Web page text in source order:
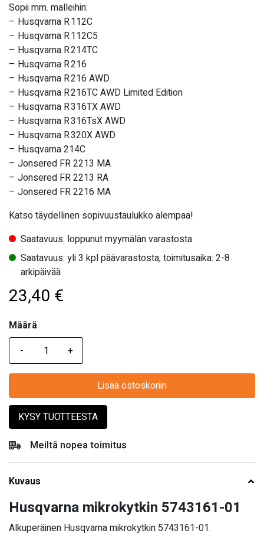
Sopii mm. malleihin:
– Husqvarna R 112C
– Husqvarna R 112C5
– Husqvarna R 214TC
– Husqvarna R 216
– Husqvarna R 216 AWD
– Husqvarna R 216TC AWD Limited Edition
– Husqvarna R 316TX AWD
– Husqvarna R 316TsX AWD
– Husqvarna R 320X AWD
– Husqvarna 214C
– Jonsered FR 2213 MA
– Jonsered FR 2213 RA
– Jonsered FR 2216 MA
Katso täydellinen sopivuustaulukko alempaa!
Saatavuus: loppunut myymälän varastosta
Saatavuus: yli 3 kpl päävarastosta, toimitusaika: 2-8
arkipäivää
23,40 €
Määrä
Määrä
Lisää ostoskoriin
KYSY TUOTTEESTA
Meiltä nopea toimitus
Kuvaus
Husqvarna mikrokytkin 5743161-01
Alkuperäinen Husqvarna mikrokytkin 5743161-01.